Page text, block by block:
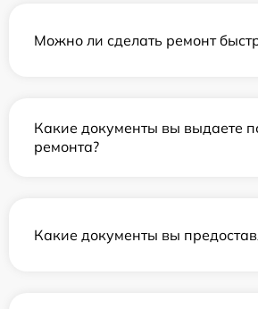
Можно ли сделать ремонт
Какие документы вы выдаете
ремонта?
Какие документы вы